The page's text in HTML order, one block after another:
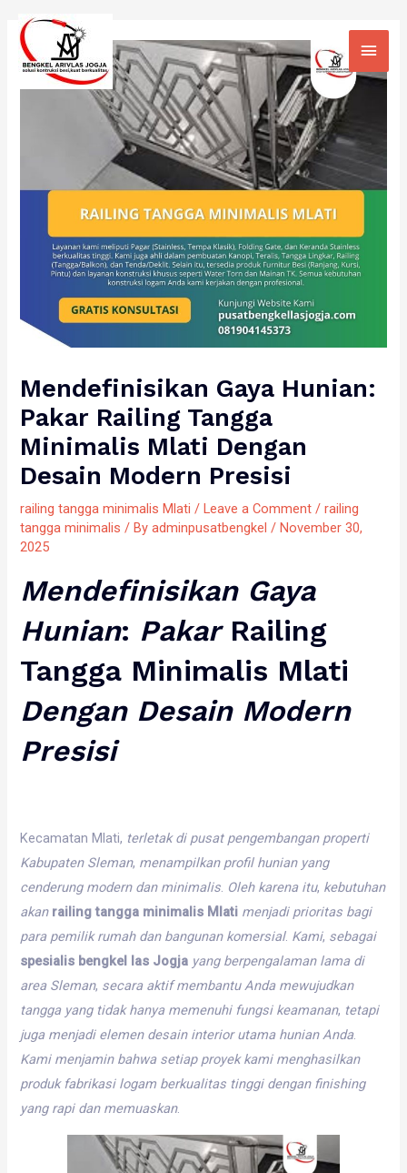
content
Mendefinisikan Gaya Hunian:
Pakar Railing Tangga
Minimalis Mlati Dengan
Desain Modern Presisi
railing tangga minimalis Mlati /Leave a Comment /railing
tangga minimalis / Byadminpusatbengkel/November 30,
2025
Mendefinisikan Gaya
Hunian: Pakar Railing
Tangga Minimalis Mlati
Dengan Desain Modern
Presisi
Kecamatan Mlati, terletak di pusat pengembangan properti
Kabupaten Sleman, menampilkan profil hunian yang
cenderung modern dan minimalis. Oleh karena itu, kebutuhan
akan railing tangga minimalis Mlati menjadi prioritas bagi
para pemilik rumah dan bangunan komersial. Kami, sebagai
spesialis bengkel las Jogja yang berpengalaman lama di
area Sleman, secara aktif membantu Anda mewujudkan
tangga yang tidak hanya memenuhi fungsi keamanan, tetapi
juga menjadi elemen desain interior utama hunian Anda.
Kami menjamin bahwa setiap proyek kami menghasilkan
produk fabrikasi logam berkualitas tinggi dengan finishing
yang rapi dan memuaskan.